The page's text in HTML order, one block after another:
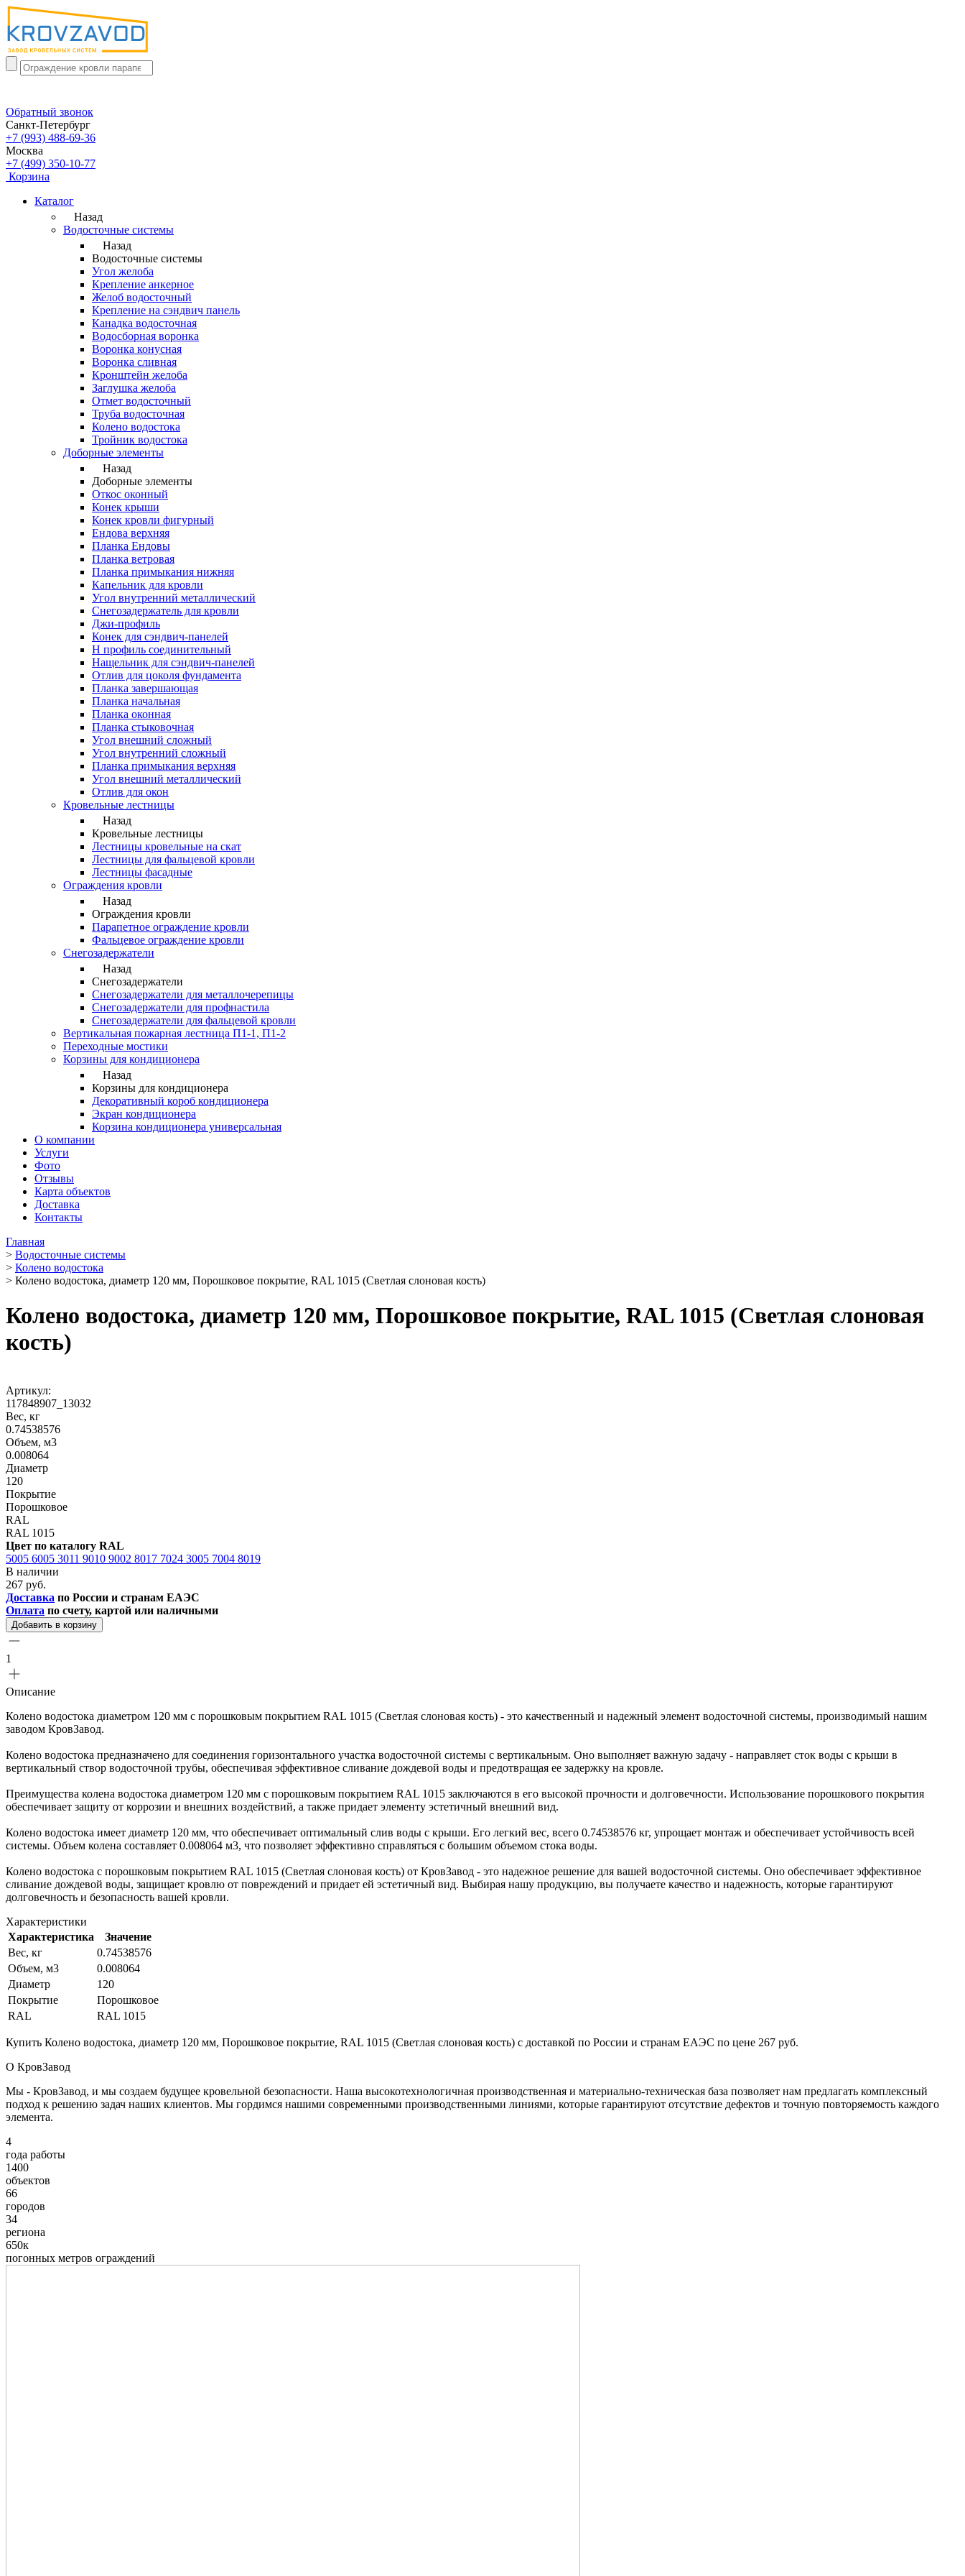
Обратный звонок
Санкт-Петербург
+7 (993) 488-69-36
Москва
+7 (499) 350-10-77
Корзина
Каталог
Назад
Водосточные системы
Назад
Водосточные системы
Угол желоба
Крепление анкерное
Желоб водосточный
Крепление на сэндвич панель
Канадка водосточная
Водосборная воронка
Воронка конусная
Воронка сливная
Кронштейн желоба
Заглушка желоба
Отмет водосточный
Труба водосточная
Колено водостока
Тройник водостока
Доборные элементы
Назад
Доборные элементы
Откос оконный
Конек крыши
Конек кровли фигурный
Ендова верхняя
Планка Ендовы
Планка ветровая
Планка примыкания нижняя
Капельник для кровли
Угол внутренний металлический
Снегозадержатель для кровли
Джи-профиль
Конек для сэндвич-панелей
Н профиль соединительный
Нащельник для сэндвич-панелей
Отлив для цоколя фундамента
Планка завершающая
Планка начальная
Планка оконная
Планка стыковочная
Угол внешний сложный
Угол внутренний сложный
Планка примыкания верхняя
Угол внешний металлический
Отлив для окон
Кровельные лестницы
Назад
Кровельные лестницы
Лестницы кровельные на скат
Лестницы для фальцевой кровли
Лестницы фасадные
Ограждения кровли
Назад
Ограждения кровли
Парапетное ограждение кровли
Фальцевое ограждение кровли
Снегозадержатели
Назад
Снегозадержатели
Снегозадержатели для металлочерепицы
Снегозадержатели для профнастила
Снегозадержатели для фальцевой кровли
Вертикальная пожарная лестница П1-1, П1-2
Переходные мостики
Корзины для кондиционера
Назад
Корзины для кондиционера
Декоративный короб кондиционера
Экран кондиционера
Корзина кондиционера универсальная
О компании
Услуги
Фото
Отзывы
Карта объектов
Доставка
Контакты
Главная
> Водосточные системы
> Колено водостока
> Колено водостока, диаметр 120 мм, Порошковое покрытие, RAL 1015 (Светлая слоновая кость)
Колено водостока, диаметр 120 мм, Порошковое покрытие, RAL 1015 (Светлая слоновая
кость)
Артикул:
117848907_13032
Вес, кг
0.74538576
Объем, м3
0.008064
Диаметр
120
Покрытие
Порошковое
RAL
RAL 1015
Цвет по каталогу RAL
5005 6005 3011 9010 9002 8017 7024 3005 7004 8019
В наличии
267 руб.
Доставка по России и странам ЕАЭС
Оплата по счету, картой или наличными
Добавить в корзину
1
Описание
Колено водостока диаметром 120 мм с порошковым покрытием RAL 1015 (Светлая слоновая кость) - это качественный и надежный элемент водосточной системы, производимый нашим
заводом КровЗавод.
Колено водостока предназначено для соединения горизонтального участка водосточной системы с вертикальным. Оно выполняет важную задачу - направляет сток воды с крыши в
вертикальный створ водосточной трубы, обеспечивая эффективное сливание дождевой воды и предотвращая ее задержку на кровле.
Преимущества колена водостока диаметром 120 мм с порошковым покрытием RAL 1015 заключаются в его высокой прочности и долговечности. Использование порошкового покрытия
обеспечивает защиту от коррозии и внешних воздействий, а также придает элементу эстетичный внешний вид.
Колено водостока имеет диаметр 120 мм, что обеспечивает оптимальный слив воды с крыши. Его легкий вес, всего 0.74538576 кг, упрощает монтаж и обеспечивает устойчивость всей
системы. Объем колена составляет 0.008064 м3, что позволяет эффективно справляться с большим объемом стока воды.
Колено водостока с порошковым покрытием RAL 1015 (Светлая слоновая кость) от КровЗавод - это надежное решение для вашей водосточной системы. Оно обеспечивает эффективное
сливание дождевой воды, защищает кровлю от повреждений и придает ей эстетичный вид. Выбирая нашу продукцию, вы получаете качество и надежность, которые гарантируют
долговечность и безопасность вашей кровли.
Характеристики
Характеристика
Значение
Вес, кг
0.74538576
Объем, м3
0.008064
Диаметр
120
Покрытие
Порошковое
RAL
RAL 1015
Купить Колено водостока, диаметр 120 мм, Порошковое покрытие, RAL 1015 (Светлая слоновая кость) с доставкой по России и странам ЕАЭС по цене 267 руб.
О КровЗавод
Мы - КровЗавод, и мы создаем будущее кровельной безопасности. Наша высокотехнологичная производственная и материально-техническая база позволяет нам предлагать комплексный
подход к решению задач наших клиентов. Мы гордимся нашими современными производственными линиями, которые гарантируют отсутствие дефектов и точную повторяемость каждого
элемента.
4
года работы
1400
объектов
66
городов
34
региона
650к
погонных метров ограждений